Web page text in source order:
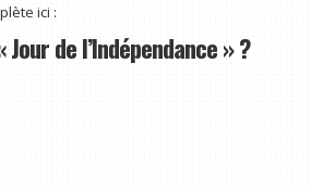
ici :
de l’Indépendance » ?